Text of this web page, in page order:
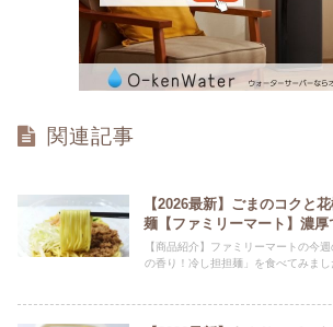
関連記事
【2026最新】ごまのコクと
麺【ファミリーマート】濃
【商品紹介】ファミリーマートの今
の香り！冷し担担麺」を食べてみまし